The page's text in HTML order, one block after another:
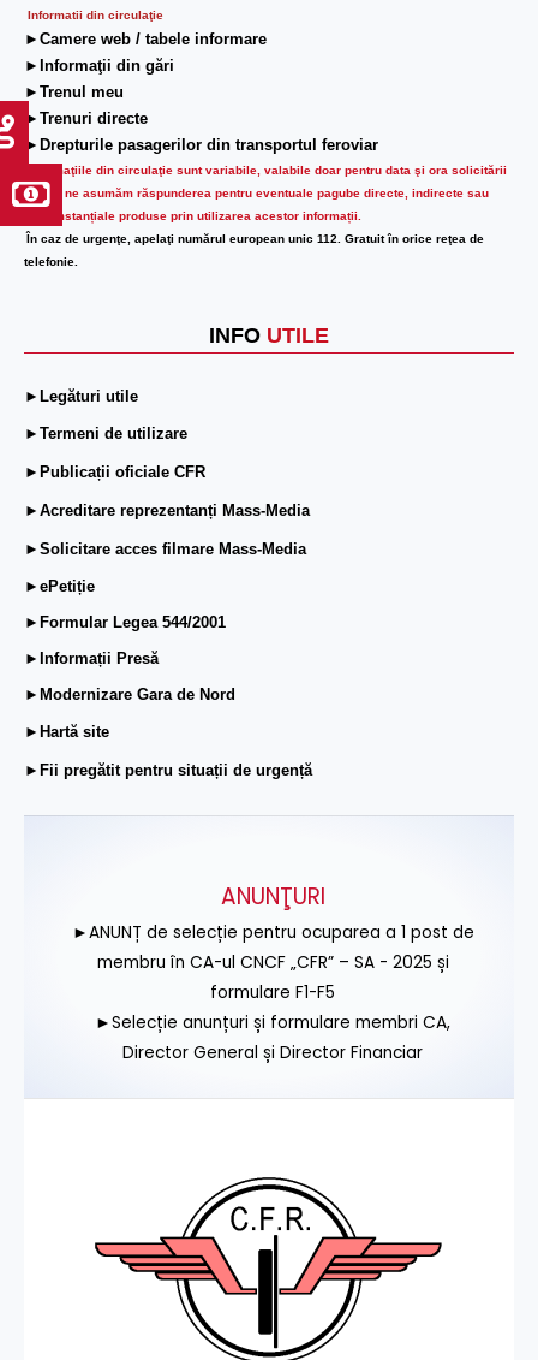
Informatii din circulaţie
►Camere web / tabele informare
►Informaţii din gări
►Trenul meu
►Trenuri directe
►Drepturile pasagerilor din transportul feroviar
Informaţiile din circulaţie sunt variabile, valabile doar pentru data şi ora solicitării
lor.Nu ne asumăm răspunderea pentru eventuale pagube directe, indirecte sau
circumstanțiale produse prin utilizarea acestor informații.
În caz de urgenţe, apelaţi numărul european unic 112. Gratuit în orice reţea de
telefonie.
INFO UTILE
►Legături utile
►Termeni de utilizare
►Publicații oficiale CFR
►Acreditare reprezentanți Mass-Media
►Solicitare acces filmare Mass-Media
►ePetiție
►Formular Legea 544/2001
►Informații Presă
►Modernizare Gara de Nord
►Hartă site
►Fii pregătit pentru situații de urgență
ANUNŢURI
►ANUNȚ de selecție pentru ocuparea a 1 post de
membru în CA-ul CNCF „CFR” – SA - 2025 și
formulare F1-F5
►Selecție anunțuri și formulare membri CA,
Director General și Director Financiar